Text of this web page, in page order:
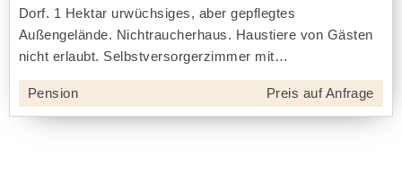
Dorf. 1 Hektar urwüchsiges, aber gepflegtes
Außengelände. Nichtraucherhaus. Haustiere von Gästen
nicht erlaubt. Selbstversorgerzimmer mit
Pension Preis auf Anfrage